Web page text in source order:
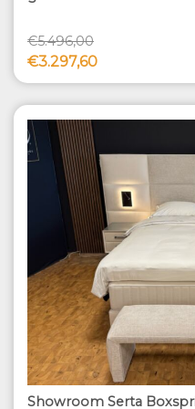
€5.496,00
€3.297,60
Showroom Serta